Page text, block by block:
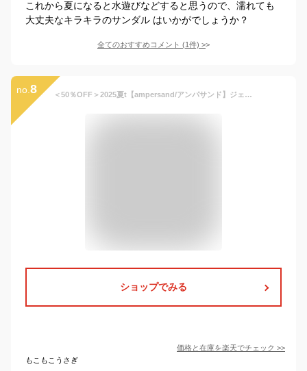
これから夏になると水遊びなどすると思うので、濡れても
大丈夫なキラキラのサンダル はいかがでしょうか？
全てのおすすめコメント (1件) >
no. 8 ＜50％OFF＞2025夏t【ampersand/アンパサンド】ジェリー パンプス≪14cm 15cm 16cm 17cm 18cm 19cm≫女の子 キッズ シューズ 靴 サンダル
ショップでみる
価格と在庫を楽天でチェック >>
もこもこうさぎ